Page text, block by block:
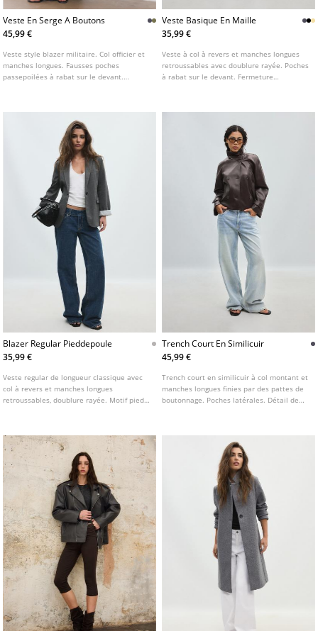
Veste En Serge A Boutons
45,99 €
Veste style blazer militaire. Col officier et
manches longues. Fausses poches
passepoilées à rabat sur le devant.
Veste Basique En Maille
35,99 €
Veste à col à revers et manches longues
retroussables avec doublure rayée. Poches
à rabat sur le devant. Fermeture
Blazer Regular Pieddepoule
35,99 €
Veste regular de longueur classique avec
col à revers et manches longues
retroussables, doublure rayée. Motif pied-
Trench Court En Similicuir
45,99 €
Trench court en similicuir à col montant et
manches longues finies par des pattes de
boutonnage. Poches latérales. Détail de